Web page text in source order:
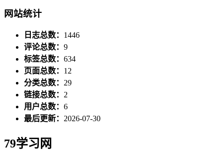
网站统计
日志总数： 1446
评论总数： 9
标签总数： 634
页面总数： 12
分类总数： 29
链接总数： 2
用户总数： 6
最后更新： 2026-07-30
79学习网